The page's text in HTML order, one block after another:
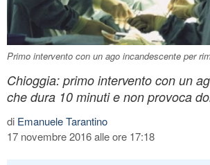
Primo intervento con un ago incandescente per
Chioggia: primo intervento con un
che dura 10 minuti e non provoca
di Emanuele Tarantino
17 novembre 2016 alle ore 17:18